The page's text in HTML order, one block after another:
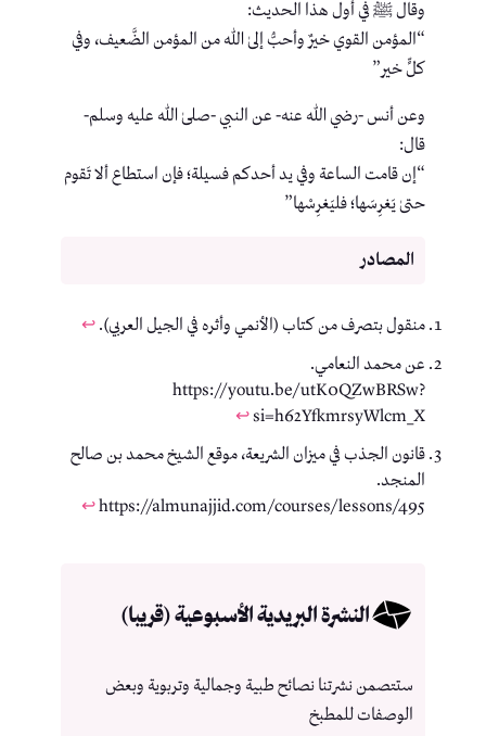
وقال ﷺ في أول هذا الحديث:
“المؤمن القوي خيرٌ وأحبُّ إلىٰ الله من المؤمن الضَّعيف، وفي
كلٍّ خير”
وعن أنس -رضي الله عنه- عن النبي -صلىٰ الله عليه وسلم-
قال:
“إن قامت الساعة وفي يد أحدكم فسيلة؛ فإن استطاع ألا تَقوم
حتىٰ يَغرِسَها؛ فليَغرِسْها”
منقول بتصرف من كتاب (الأنمي وأثره في الجيل العربي). ↩︎
عن محمد النعامي.
https://youtu.be/utK0QZwBRSw?
si=h62YfkmrsyWlcm_X
↩︎
قانون الجذب في ميزان الشريعة، موقع الشيخ محمد بن صالح
المنجد.
https://almunajjid.com/courses/lessons/495
↩︎
النشرة البريدية الأسبوعية (قريبا)
ستتصمن نشرتنا نصائح طبية وجمالية وتربوية وبعض
الوصفات للمطبخ